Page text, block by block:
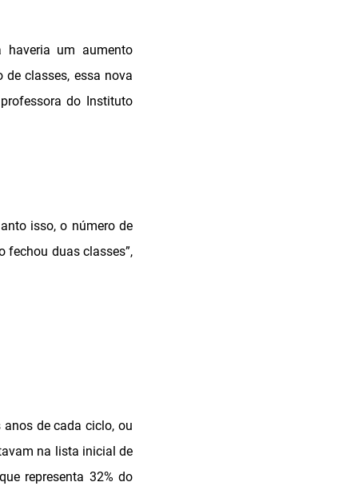
um aumento
classes, essa nova
do Instituto
isso, o número de
fechou duas classes”,
de cada ciclo, ou
na lista inicial de
representa 32% do